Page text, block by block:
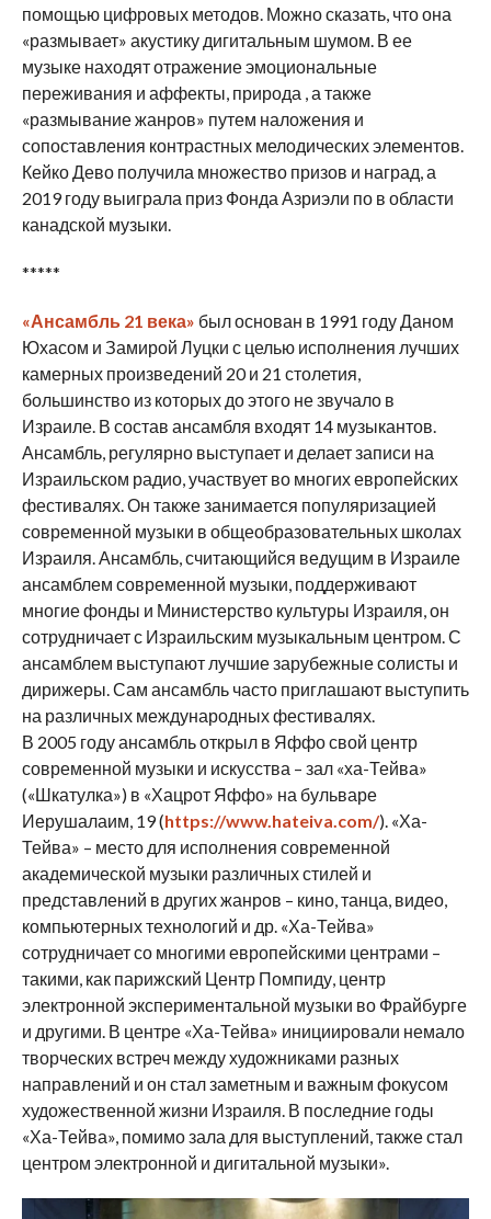
помощью цифровых методов. Можно сказать, что она
«размывает» акустику дигитальным шумом. В ее
музыке находят отражение эмоциональные
переживания и аффекты, природа , а также
«размывание жанров» путем наложения и
сопоставления контрастных мелодических элементов.
Кейко Дево получила множество призов и наград, а
2019 году выиграла приз Фонда Азриэли по в области
канадской музыки.
*****
«Ансамбль 21 века» был основан в 1991 году Даном
Юхасом и Замирой Луцки с целью исполнения лучших
камерных произведений 20 и 21 столетия,
большинство из которых до этого не звучало в
Израиле. В состав ансамбля входят 14 музыкантов.
Ансамбль, регулярно выступает и делает записи на
Израильском радио, участвует во многих европейских
фестивалях. Он также занимается популяризацией
современной музыки в общеобразовательных школах
Израиля. Ансамбль, считающийся ведущим в Израиле
ансамблем современной музыки, поддерживают
многие фонды и Министерство культуры Израиля, он
сотрудничает с Израильским музыкальным центром. С
ансамблем выступают лучшие зарубежные солисты и
дирижеры. Сам ансамбль часто приглашают выступить
на различных международных фестивалях.
В 2005 году ансамбль открыл в Яффо свой центр
современной музыки и искусства – зал «ха-Тейва»
(«Шкатулка») в «Хацрот Яффо» на бульваре
Иерушалаим, 19 (https://www.hateiva.com/). «Ха-
Тейва» – место для исполнения современной
академической музыки различных стилей и
представлений в других жанров – кино, танца, видео,
компьютерных технологий и др. «Ха-Тейва»
сотрудничает со многими европейскими центрами –
такими, как парижский Центр Помпиду, центр
электронной экспериментальной музыки во Фрайбурге
и другими. В центре «Ха-Тейва» инициировали немало
творческих встреч между художниками разных
направлений и он стал заметным и важным фокусом
художественной жизни Израиля. В последние годы
«Ха-Тейва», помимо зала для выступлений, также стал
центром электронной и дигитальной музыки».